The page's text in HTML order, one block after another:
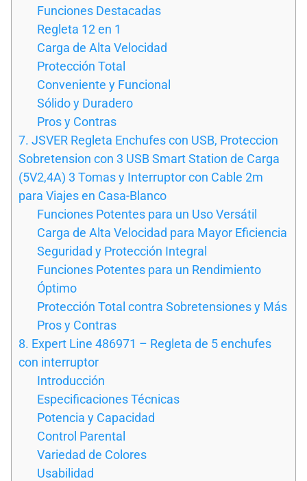
Funciones Destacadas
Regleta 12 en 1
Carga de Alta Velocidad
Protección Total
Conveniente y Funcional
Sólido y Duradero
Pros y Contras
7. JSVER Regleta Enchufes con USB, Proteccion
Sobretension con 3 USB Smart Station de Carga
(5V2,4A) 3 Tomas y Interruptor con Cable 2m
para Viajes en Casa-Blanco
Funciones Potentes para un Uso Versátil
Carga de Alta Velocidad para Mayor Eficiencia
Seguridad y Protección Integral
Funciones Potentes para un Rendimiento
Óptimo
Protección Total contra Sobretensiones y Más
Pros y Contras
8. Expert Line 486971 – Regleta de 5 enchufes
con interruptor
Introducción
Especificaciones Técnicas
Potencia y Capacidad
Control Parental
Variedad de Colores
Usabilidad